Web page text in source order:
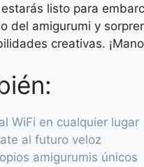
listo para
del amigurumi y
creativas.
WiFi en cualquier lugar
al futuro veloz
amigurumis únicos